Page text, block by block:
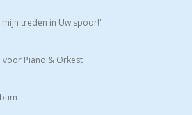
mijn treden in Uw spoor!"
Piano & Orkest